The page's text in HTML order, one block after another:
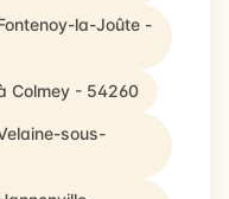
la-Joûte -
Colmey - 54260
sous-